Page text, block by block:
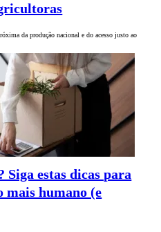
da produção nacional e do acesso justo ao
Siga estas dicas para
mais humano (e